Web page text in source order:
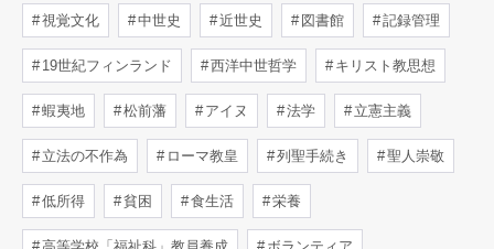
視覚文化 中世史 近世史 図書館 記録管理
19世紀フィンランド 西洋中世哲学 キリスト教思想
蝦夷地 松前藩 アイヌ 法学 立憲主義
立法の不作為 ローマ教皇 列聖手続き 聖人崇敬
低所得 貧困 食生活 栄養